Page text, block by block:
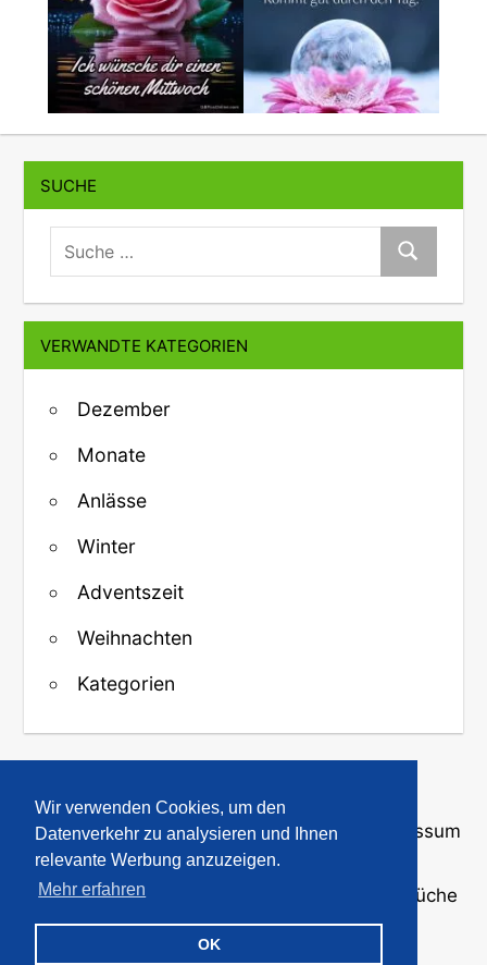
Wir verwenden Cookies, um den
Datenverkehr zu analysieren und Ihnen
relevante Werbung anzuzeigen.
Mehr erfahren
OK
SUCHE
suche:
Suche
VERWANDTE KATEGORIEN
Dezember
Monate
Anlässe
Winter
Adventszeit
Weihnachten
Kategorien
↑ Zurück zum Anfang
Über uns·Kontakt·Datenschutz Impressum
© 2008-2026
· Bilder und Sprüche
für WhatsApp und Profile